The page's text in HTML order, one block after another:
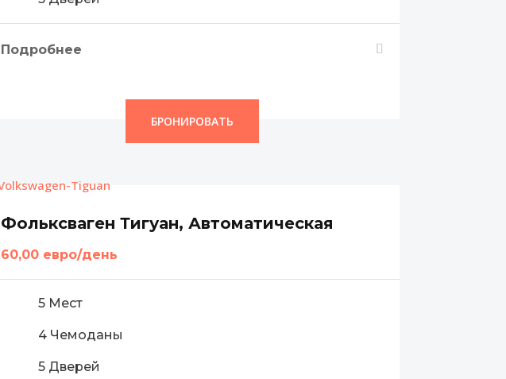
Подробнее
БРОНИРОВАТЬ
Фольксваген Тигуан, Автоматическая
60,00 евро/день
5 Мест
4 Чемоданы
5 Дверей